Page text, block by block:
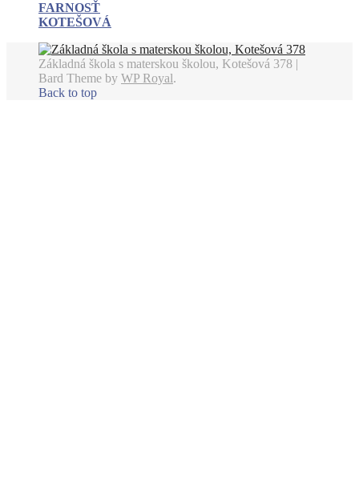
FARNOSŤ
KOTEŠOVÁ
Základná škola s materskou školou, Kotešová 378 |
Bard Theme by WP Royal.
Back to top